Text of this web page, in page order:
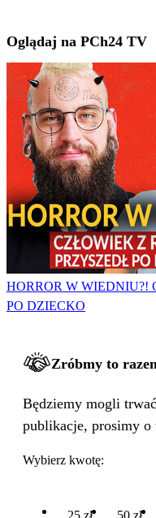
Oglądaj na PCh24 TV
HORROR W WIEDNIU?!
PO DZIECKO
Zróbmy to
Będziemy mogli
publikacje, prosimy o
Wybierz kwotę: